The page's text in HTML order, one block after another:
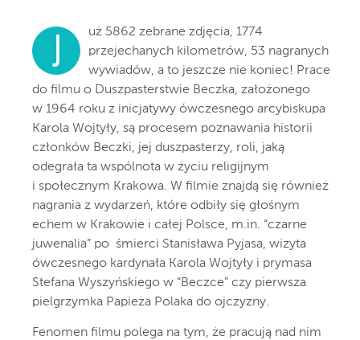
J
uż 5862 zebrane zdjęcia, 1774
przejechanych kilometrów, 53 nagranych
wywiadów, a to jeszcze nie koniec! Prace
do filmu o Duszpasterstwie Beczka, założonego
w 1964 roku z inicjatywy ówczesnego arcybiskupa
Karola Wojtyły, są procesem poznawania historii
członków Beczki, jej duszpasterzy, roli, jaką
odegrała ta wspólnota w życiu religijnym
i społecznym Krakowa. W filmie znajdą się również
nagrania z wydarzeń, które odbiły się głośnym
echem w Krakowie i całej Polsce, m.in. “czarne
juwenalia” po śmierci Stanisława Pyjasa, wizyta
ówczesnego kardynała Karola Wojtyły i prymasa
Stefana Wyszyńskiego w “Beczce” czy pierwsza
pielgrzymka Papieża Polaka do ojczyzny.
Fenomen filmu polega na tym, że pracują nad nim